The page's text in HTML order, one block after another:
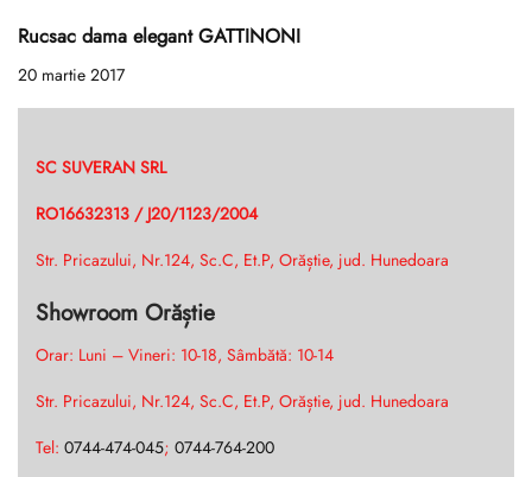
Rucsac dama elegant GATTINONI
20 martie 2017
SC SUVERAN SRL
RO16632313 / J20/1123/2004
Str. Pricazului, Nr.124, Sc.C, Et.P, Orăștie, jud. Hunedoara
Showroom Orăștie
Orar: Luni – Vineri: 10-18, Sâmbătă: 10-14
Str. Pricazului, Nr.124, Sc.C, Et.P, Orăștie, jud. Hunedoara
Tel: 0744-474-045; 0744-764-200